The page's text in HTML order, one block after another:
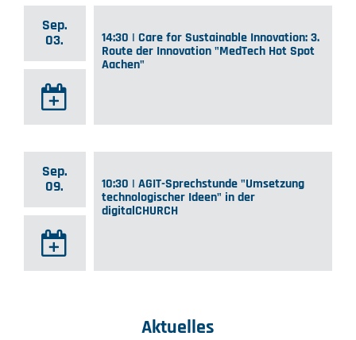
Sep.
03.
14:30 | Care for Sustainable Innovation: 3.
Route der Innovation "MedTech Hot Spot
Aachen"
Sep.
09.
10:30 | AGIT-Sprechstunde "Umsetzung
technologischer Ideen" in der
digitalCHURCH
Aktuelles